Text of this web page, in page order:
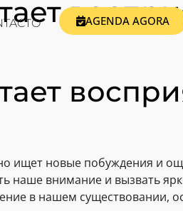
AGENDA AGORA
ищет новые побуждения и
внимание и вызвать
в нашем существовании,